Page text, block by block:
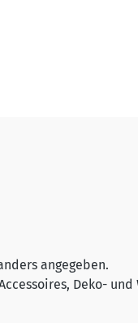
angegeben.
Deko-